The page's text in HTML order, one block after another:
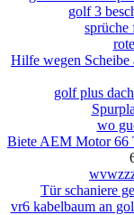
golf 3
Hilfe wegen Scheibe
golf plus
wo
Biete AEM Motor 66
Tür schaniere
vr6 kabelbaum an